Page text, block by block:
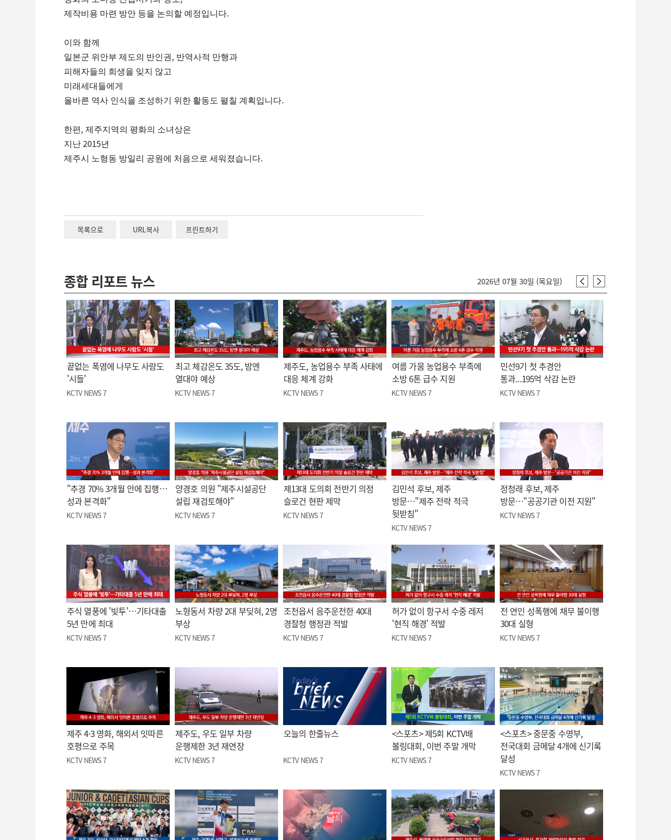
제작비용 마련 방안 등을 논의할 예정입니다.
이와 함께
일본군 위안부 제도의 반인권, 반역사적 만행과
피해자들의 희생을 잊지 않고
미래세대들에게
올바른 역사 인식을 조성하기 위한 활동도 펼칠 계획입니다.
한편, 제주지역의 평화의 소녀상은
지난 2015년
제주시 노형동 방일리 공원에 처음으로 세워졌습니다.
목록으로 URL복사 프린트하기
종합 리포트 뉴스 2026년 07월 30일 (목요일)
끝없는 폭염에 나무도 사람도
'시들'
KCTV NEWS 7
최고 체감온도 35도, 밤엔
열대야 예상
KCTV NEWS 7
제주도, 농업용수 부족 사태에
대응 체계 강화
KCTV NEWS 7
여름 가뭄 농업용수 부족에
소방 6톤 급수 지원
KCTV NEWS 7
민선9기 첫 추경안
통과...195억 삭감 논란
KCTV NEWS 7
"추경 70% 3개월 안에 집행…
성과 본격화"
KCTV NEWS 7
양경호 의원 "제주시설공단
설립 재검토해야"
KCTV NEWS 7
제13대 도의회 전반기 의정
슬로건 현판 제막
KCTV NEWS 7
김민석 후보, 제주
방문…"제주 전략 적극
뒷받침"
KCTV NEWS 7
정청래 후보, 제주
방문…"공공기관 이전 지원"
KCTV NEWS 7
주식 열풍에 '빚투'…기타대출
5년 만에 최대
KCTV NEWS 7
노형동서 차량 2대 부딪혀, 2명
부상
KCTV NEWS 7
조천읍서 음주운전한 40대
경찰청 행정관 적발
KCTV NEWS 7
허가 없이 항구서 수중 레저
'현직 해경' 적발
KCTV NEWS 7
전 연인 성폭행에 채무 불이행
30대 실형
KCTV NEWS 7
제주 4·3 영화, 해외서 잇따른
호평으로 주목
KCTV NEWS 7
제주도, 우도 일부 차량
운행제한 3년 재연장
KCTV NEWS 7
오늘의 한줄뉴스
KCTV NEWS 7
<스포츠> 제5회 KCTV배
볼링대회, 이번 주말 개막
KCTV NEWS 7
<스포츠> 중문중 수영부,
전국대회 금메달 4개에 신기록
달성
KCTV NEWS 7